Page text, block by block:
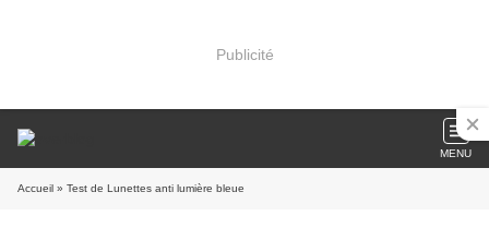
Publicité
MENU
Accueil » Test de Lunettes anti lumière bleue